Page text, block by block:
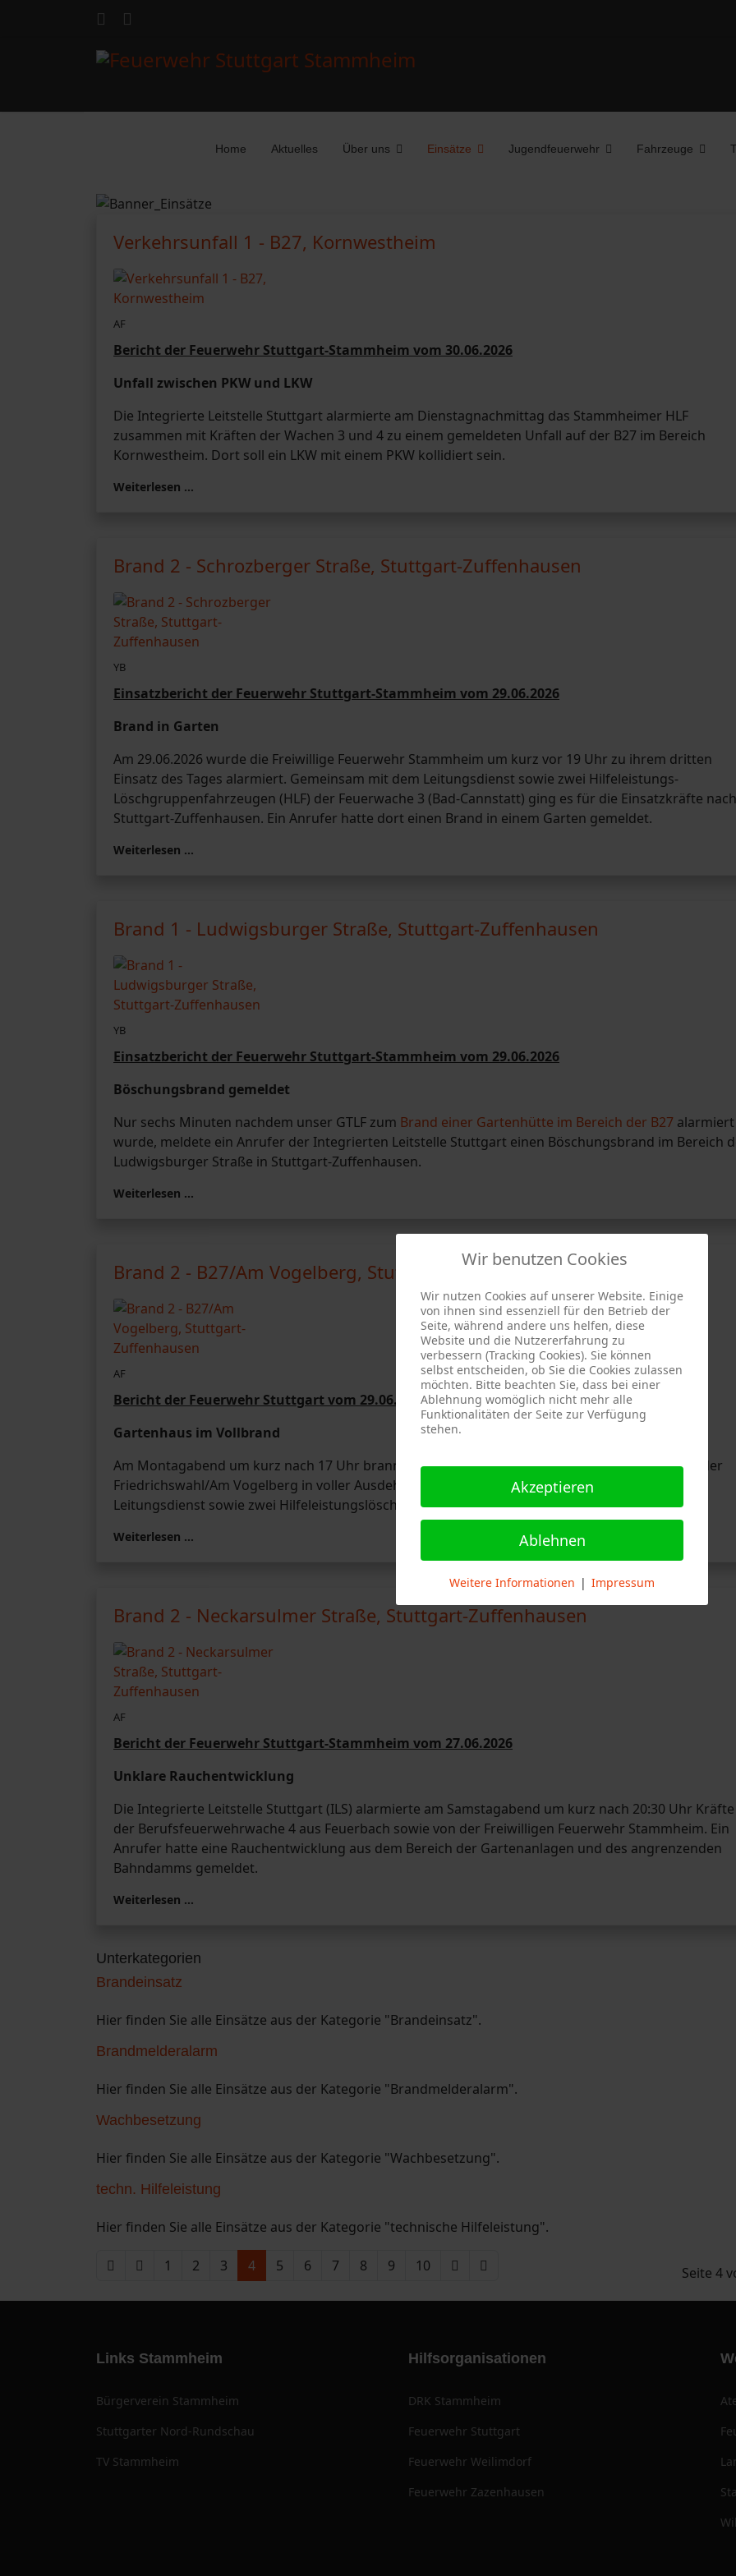
Home Aktuelles Über uns Einsätze Jugendfeuerwehr Fahrzeuge
Verkehrsunfall 1 - B27, Kornwestheim
AF
Bericht der Feuerwehr Stuttgart-Stammheim vom 30.06.2026
Unfall zwischen PKW und LKW
Die Integrierte Leitstelle Stuttgart alarmierte am Dienstagnachmittag das Stammheimer HLF
zusammen mit Kräften der Wachen 3 und 4 zu einem gemeldeten Unfall auf der B27 im Bereich
Kornwestheim. Dort soll ein LKW mit einem PKW kollidiert sein.
Weiterlesen …
Brand 2 - Schrozberger Straße, Stuttgart-Zuffenhausen
YB
Einsatzbericht der Feuerwehr Stuttgart-Stammheim vom 29.06.2026
Brand in Garten
Am 29.06.2026 wurde die Freiwillige Feuerwehr Stammheim um kurz vor 19 Uhr zu ihrem dritten
Einsatz des Tages alarmiert. Gemeinsam mit dem Leitungsdienst sowie zwei Hilfeleistungs-
Löschgruppenfahrzeugen (HLF) der Feuerwache 3 (Bad-Cannstatt) ging es für die Einsatzkräfte nach
Stuttgart-Zuffenhausen. Ein Anrufer hatte dort einen Brand in einem Garten gemeldet.
Weiterlesen …
Brand 1 - Ludwigsburger Straße, Stuttgart-Zuffenhausen
YB
Einsatzbericht der Feuerwehr Stuttgart-Stammheim vom 29.06.2026
Böschungsbrand gemeldet
Nur sechs Minuten nachdem unser GTLF zum Brand einer Gartenhütte im Bereich der B27 alarmiert
wurde, meldete ein Anrufer der Integrierten Leitstelle Stuttgart einen Böschungsbrand im Bereich
Ludwigsburger Straße in Stuttgart-Zuffenhausen.
Weiterlesen …
Brand 2 - B27/Am Vogelberg, Stuttgart-Zuffenhausen
AF
Bericht der Feuerwehr Stuttgart vom 29.06.2026
Gartenhaus im Vollbrand
Am Montagabend um kurz nach 17 Uhr brannte ein Gartenhaus am Rande der B27 im Bereich der
Friedrichswahl/Am Vogelberg in voller Ausdehnung. Die Leitstelle alarmierte daraufhin den
Leitungsdienst sowie zwei Hilfeleistungslöschgruppenfahrzeuge der Wache 4 aus Feuerbach.
Weiterlesen …
Brand 2 - Neckarsulmer Straße, Stuttgart-Zuffenhausen
AF
Bericht der Feuerwehr Stuttgart-Stammheim vom 27.06.2026
Unklare Rauchentwicklung
Die Integrierte Leitstelle Stuttgart (ILS) alarmierte am Samstagabend um kurz nach 20:30 Uhr Kräfte
der Berufsfeuerwehrwache 4 aus Feuerbach sowie von der Freiwilligen Feuerwehr Stammheim. Ein
Anrufer hatte eine Rauchentwicklung aus dem Bereich der Gartenanlagen und des angrenzenden
Bahndamms gemeldet.
Weiterlesen …
Unterkategorien
Brandeinsatz
Hier finden Sie alle Einsätze aus der Kategorie "Brandeinsatz".
Brandmelderalarm
Hier finden Sie alle Einsätze aus der Kategorie "Brandmelderalarm".
Wachbesetzung
Hier finden Sie alle Einsätze aus der Kategorie "Wachbesetzung".
techn. Hilfeleistung
Hier finden Sie alle Einsätze aus der Kategorie "technische Hilfeleistung".
Seite 4
1 2 3 4 5 6 7 8 9 10
Links Stammheim
Bürgerverein Stammheim
Stuttgarter Nord-Rundschau
TV Stammheim
Hilfsorganisationen
DRK Stammheim
Feuerwehr Stuttgart
Feuerwehr Weilimdorf
Feuerwehr Zazenhausen
Wir benutzen Cookies
Wir nutzen Cookies auf unserer Website. Einige
von ihnen sind essenziell für den Betrieb der
Seite, während andere uns helfen, diese
Website und die Nutzererfahrung zu
verbessern (Tracking Cookies). Sie können
selbst entscheiden, ob Sie die Cookies zulassen
möchten. Bitte beachten Sie, dass bei einer
Ablehnung womöglich nicht mehr alle
Funktionalitäten der Seite zur Verfügung
stehen.
Akzeptieren
Ablehnen
Weitere Informationen | Impressum